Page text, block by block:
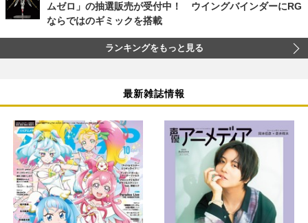
ムゼロ」の抽選販売が受付中！ ウイングバインダーにRG
ならではのギミックを搭載
ランキングをもっと見る
最新雑誌情報